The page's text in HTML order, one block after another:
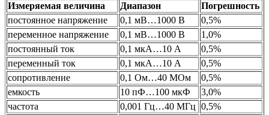
Измеряемая величина Диапазон
Погрешность
постоянное напряжение
0,1 мВ…1000 В
0,5%
переменное напряжение
0,1 мВ…1000 В
1,0%
постоянный ток
0,1 мкА…10 А
0,5%
переменный ток
0,1 мкА…10 А
0,5%
сопротивление
0,1 Ом…40 МОм
0,5%
емкость
10 пФ…100 мкФ
3,0%
частота
0,001 Гц…40 МГц 0,5%